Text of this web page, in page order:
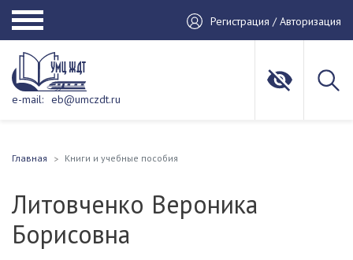
Регистрация / Авторизация
e-mail: eb@umczdt.ru
Главная Книги и учебные пособия
Литовченко Вероника
Борисовна